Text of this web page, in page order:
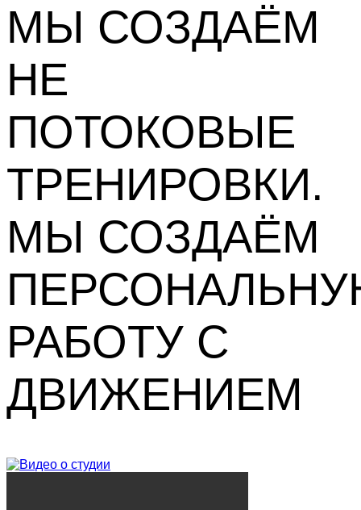
МЫ СОЗДАЁМ
НЕ
ПОТОКОВЫЕ
ТРЕНИРОВКИ.
МЫ СОЗДАЁМ
РАБОТУ С
ДВИЖЕНИЕМ